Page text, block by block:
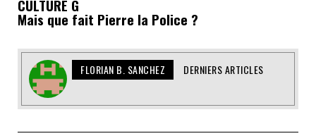
CULTURE G
Mais que fait Pierre la Police ?
FLORIAN B. SANCHEZ DERNIERS ARTICLES